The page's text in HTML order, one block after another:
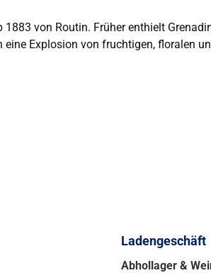
von Routin. Früher enthielt
Explosion von fruchtigen, floralen
Ladengeschäft
Abhollager &